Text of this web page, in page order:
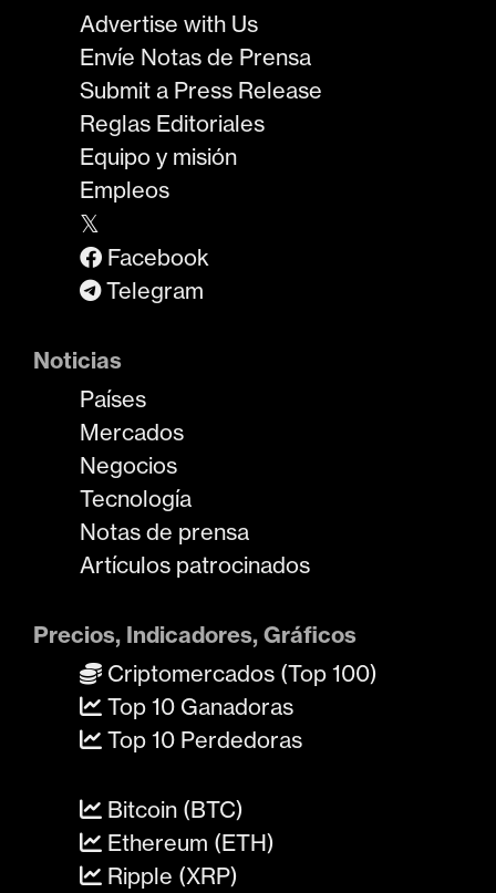
Advertise with Us
Envíe Notas de Prensa
Submit a Press Release
Reglas Editoriales
Equipo y misión
Empleos
𝕏
Facebook
Telegram
Noticias
Países
Mercados
Negocios
Tecnología
Notas de prensa
Artículos patrocinados
Precios, Indicadores, Gráficos
Criptomercados (Top 100)
Top 10 Ganadoras
Top 10 Perdedoras
Bitcoin (BTC)
Ethereum (ETH)
Ripple (XRP)